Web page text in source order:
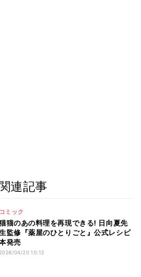
連記事
コミック
猫のあの料理を再現できる! 日向夏先
監修『薬屋のひとりごと』公式レシピ
発売
2026/04/20 10:12